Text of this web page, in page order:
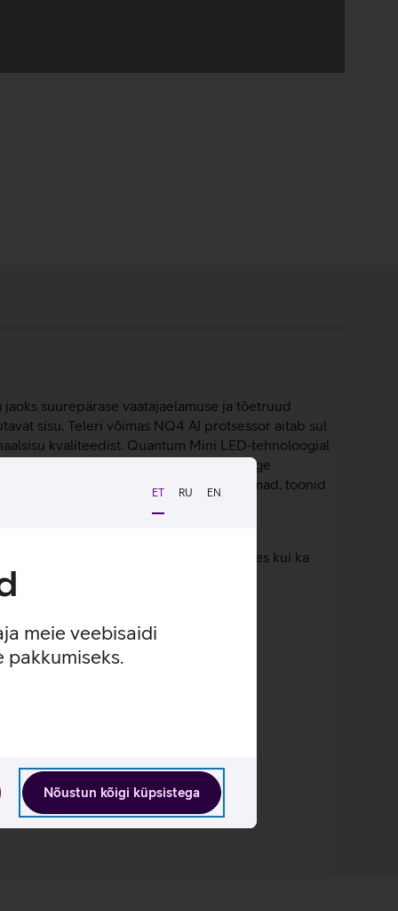
ET RU EN
meie veebisaidi
pakkumiseks.
Nõustun kõigi küpsistega
suurepärase vaatajaelamuse ja tõetruud
sisu. Teleri võimas NQ4 AI protsessor aitab sul
kvaliteedist. Quantum Mini LED‑tehnoloogial
et saavutada peen kontrast, selge
nii, et hääled oleksid selgemad, toonid
pildi, tuues detailid esile nii heledates kui ka
ja kaasahaaravaks.